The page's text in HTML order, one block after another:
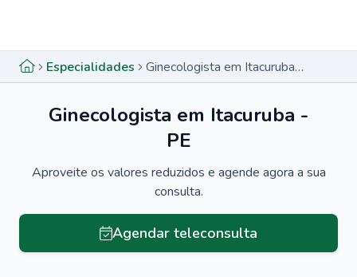
Especialidades Ginecologista em Itacuruba - PE
Ginecologista em Itacuruba -
PE
Aproveite os valores reduzidos e agende agora a sua
consulta.
Agendar teleconsulta